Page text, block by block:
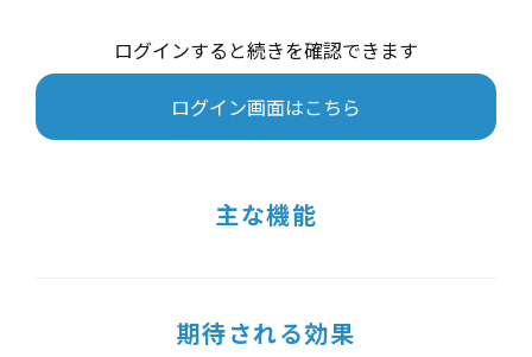
ログインすると続きを確認できます
ログイン画面はこちら
主な機能
期待される効果